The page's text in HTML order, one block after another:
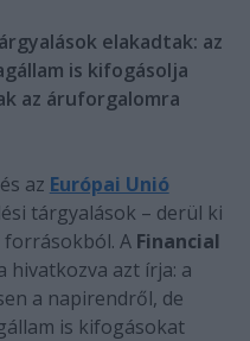
elakadtak: az
is kifogásolja
az áruforgalomra
és az Európai Unió
tárgyalások – derül ki
forrásokból. A Financial
azt írja: a
a napirendről, de
is kifogásokat